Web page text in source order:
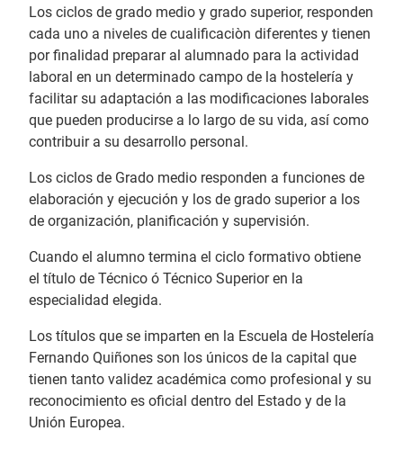
Los ciclos de grado medio y grado superior, responden
cada uno a niveles de cualificaciòn diferentes y tienen
por finalidad preparar al alumnado para la actividad
laboral en un determinado campo de la hostelería y
facilitar su adaptación a las modificaciones laborales
que pueden producirse a lo largo de su vida, así como
contribuir a su desarrollo personal.
Los ciclos de Grado medio responden a funciones de
elaboración y ejecución y los de grado superior a los
de organización, planificación y supervisión.
Cuando el alumno termina el ciclo formativo obtiene
el título de Técnico ó Técnico Superior en la
especialidad elegida.
Los títulos que se imparten en la Escuela de Hostelería
Fernando Quiñones son los únicos de la capital que
tienen tanto validez académica como profesional y su
reconocimiento es oficial dentro del Estado y de la
Unión Europea.